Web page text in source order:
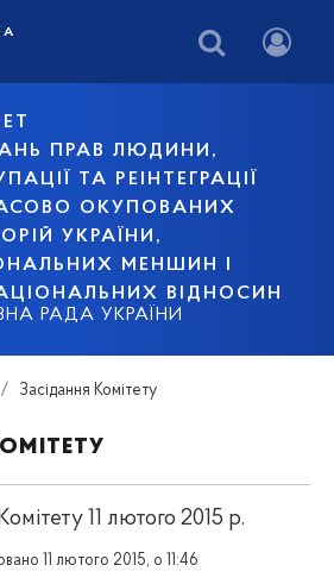
ПРАВ ЛЮДИНИ,
ТА РЕІНТЕГРАЦІЇ
ОКУПОВАНИХ
УКРАЇНИ,
МЕНШИН І
ВІДНОСИН
РАДА УКРАЇНИ
Засідання Комітету
11 лютого 2015 р.
11 лютого 2015, о 11:46